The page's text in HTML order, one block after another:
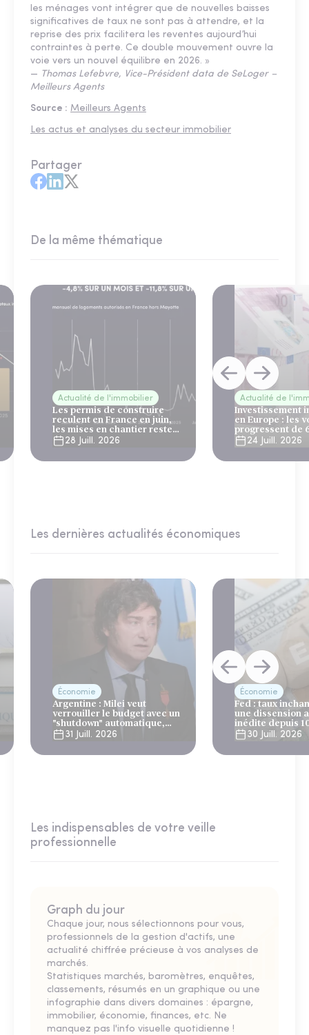
les ménages vont intégrer que de nouvelles baisses
significatives de taux ne sont pas à attendre, et la
reprise des prix facilitera les reventes aujourd’hui
contraintes à perte. Ce double mouvement ouvre la
voie vers un nouvel équilibre en 2026. »
— Thomas Lefebvre, Vice-Président data de SeLoger –
Meilleurs Agents
Source : Meilleurs Agents
Les actus et analyses du secteur immobilier
Partager
De la même thématique
Actualité de l'immobilier
Les permis de construire
reculent en France en juin,
les mises en chantier restent
solides
28 Juill. 2026
Actualité de
Investissement
en Europe : les
progressent de
24 Juill. 2026
Les dernières actualités économiques
Économie
Argentine : Milei veut
verrouiller le budget avec un
"shutdown" automatique,
sous le regard bienveillant
du FMI
31 Juill. 2026
Économie
Fed : taux
une dissension
inédite depuis
30 Juill. 2026
Les indispensables de votre veille
professionnelle
Graph du jour
Chaque jour, nous sélectionnons pour vous,
professionnels de la gestion d'actifs, une
actualité chiffrée précieuse à vos analyses de
marchés.
Statistiques marchés, baromètres, enquêtes,
classements, résumés en un graphique ou une
infographie dans divers domaines : épargne,
immobilier, économie, finances, etc. Ne
manquez pas l'info visuelle quotidienne !